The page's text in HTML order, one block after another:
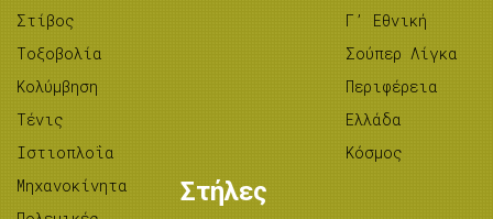
Στίβος
Tοξοβολία
Κολύμβηση
Τένις
Ιστιοπλοΐα
Μηχανοκίνητα
Γ’ Εθνική
Σούπερ Λίγκα
Περιφέρεια
Ελλάδα
Κόσμος
Στήλες